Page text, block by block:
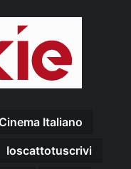
Cinema Italiano
Ioscattotuscrivi